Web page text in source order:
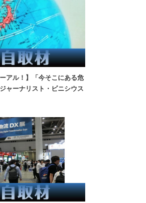
アル！】「今そこにある危
ャーナリスト・ビニシウス